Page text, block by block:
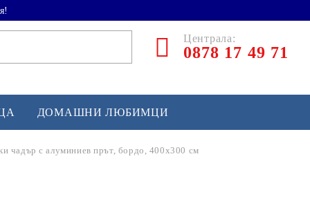
Централа:
0878 17 49 71
ДОМАШНИ ЛЮБИМЦИ
чадър с алуминиев прът, бордо, 400x300 см